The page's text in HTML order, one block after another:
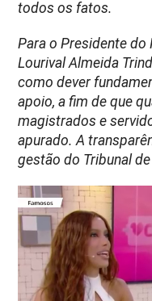
todos os fatos.
Para o Presidente do
Lourival Almeida
como dever
apoio, a fim de que
magistrados e
apurado. A
gestão do Tribunal